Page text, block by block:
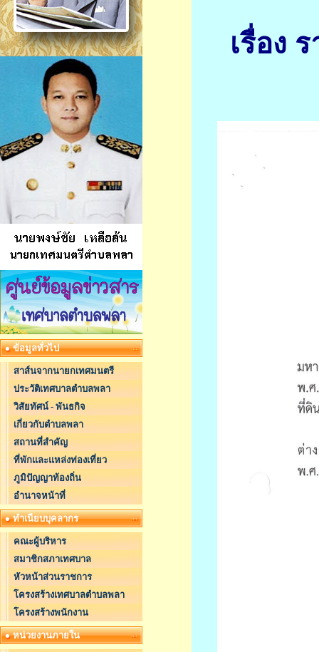
ข้อมูลทั่วไป
สาส์นจากนายกเทศมนตรี
ประวัติเทศบาลตำบลพลา
วิสัยทัศน์ - พันธกิจ
เกี่ยวกับตำบลพลา
สถานที่สำคัญ
ที่พักและแหล่งท่องเที่ยว
ภูมิปัญญาท้องถิ่น
อำนาจหน้าที่
ทำเนียบบุคลากร
คณะผู้บริหาร
สมาชิกสภาเทศบาล
หัวหน้าส่วนราชการ
โครงสร้างเทศบาลตำบลพลา
โครงสร้างพนักงาน
หน่วยงานภายใน
เรื่อง